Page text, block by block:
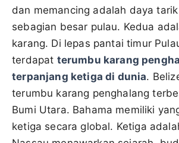
dan memancing adalah daya
sebagian besar pulau. Kedua
karang. Di lepas pantai timur
terdapat terumbu karang
terpanjang ketiga di dunia.
terumbu karang penghalang
Bumi Utara. Bahama memiliki
ketiga secara global. Ketiga